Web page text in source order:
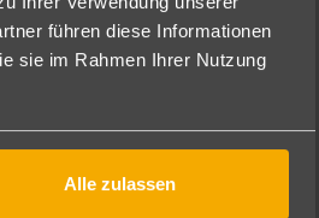
führen diese Informationen
sie im Rahmen Ihrer Nutzung
Alle zulassen